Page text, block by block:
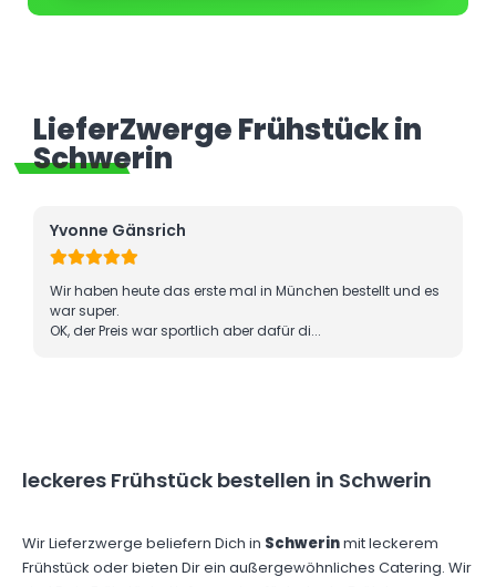
LieferZwerge Frühstück in
Schwerin
Yvonne Gänsrich
Wir haben heute das erste mal in München bestellt und es
war super.
OK, der Preis war sportlich aber dafür di...
leckeres Frühstück bestellen in Schwerin
Wir Lieferzwerge beliefern Dich in Schwerinmit leckerem
Frühstück oder bieten Dir ein außergewöhnliches Catering. Wir